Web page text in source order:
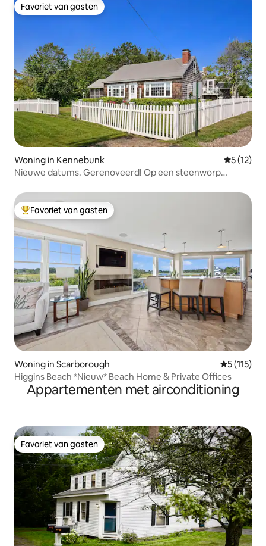
Favoriet van gasten
Favoriet van gasten
Woning in Kennebunk
5 (12)
Nieuwe datums. Gerenoveerd! Op een steenworp
Topfavoriet van gasten
Favoriet van gasten
Woning in Scarborough
5 (115)
Higgins Beach *Nieuw* Beach Home & Private Offices
Appartementen met airconditioning
Favoriet van gasten
Favoriet van gasten